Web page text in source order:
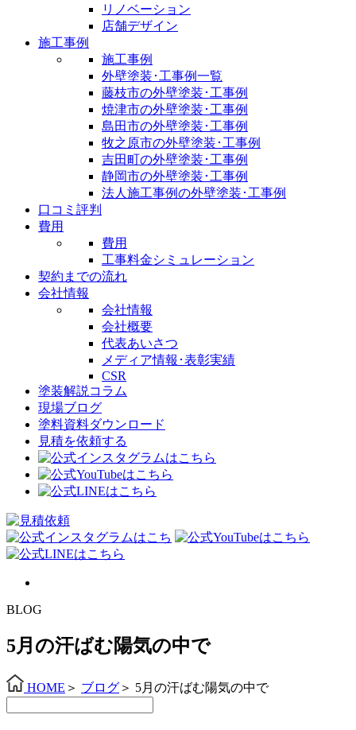
リノベーション
店舗デザイン
施工事例
施工事例
外壁塗装･工事例一覧
藤枝市の外壁塗装･工事例
焼津市の外壁塗装･工事例
島田市の外壁塗装･工事例
牧之原市の外壁塗装･工事例
吉田町の外壁塗装･工事例
静岡市の外壁塗装･工事例
法人施工事例の外壁塗装･工事例
口コミ評判
費用
費用
工事料金シミュレーション
契約までの流れ
会社情報
会社情報
会社概要
代表あいさつ
メディア情報･表彰実績
CSR
塗装解説コラム
現場ブログ
塗料資料ダウンロード
見積を依頼する
BLOG
5月の汗ばむ陽気の中で
HOME ＞ ブログ ＞ 5月の汗ばむ陽気の中で